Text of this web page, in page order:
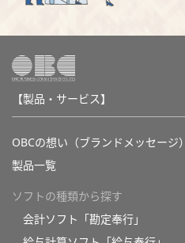
【製品・サービス】
OBCの想い（ブランドメッセージ）
製品一覧
ソフトの種類から探す
会計ソフト「勘定奉行」